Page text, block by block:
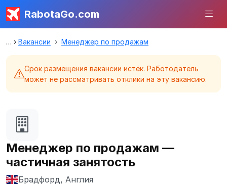
RabotaGo.com
Вакансии Менеджер по продажам
Срок размещения вакансии истёк. Работодатель
может не рассматривать отклики на эту вакансию.
Менеджер по продажам —
частичная занятость
Брадфорд, Англия